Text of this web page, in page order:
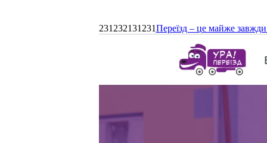
231232131231Переїзд – це майже